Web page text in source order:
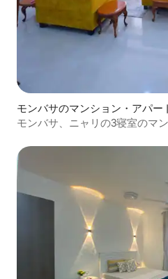
モンバサのマンション・アパー
モンバサ、ニャリの3寝室のマ